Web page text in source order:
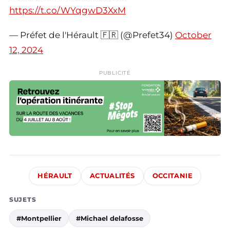
https://t.co/WYqgwD3XxM
— Préfet de l'Hérault 🇫🇷 (@Prefet34) October
12, 2024
PUBLICITÉ
HÉRAULT ACTUALITÉS OCCITANIE
SUJETS
#Montpellier #Michael delafosse